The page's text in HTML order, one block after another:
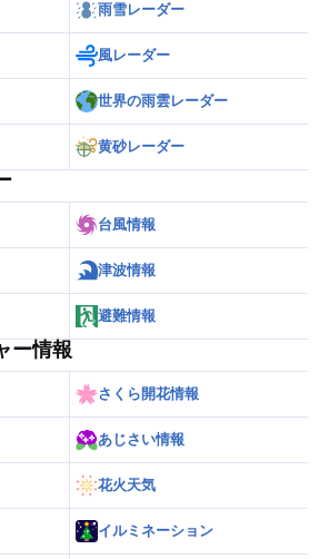
雨雪レーダー
風レーダー
世界の雨雲レーダー
黄砂レーダー
台風情報
津波情報
避難情報
ー情報
さくら開花情報
あじさい情報
花火天気
イルミネーション